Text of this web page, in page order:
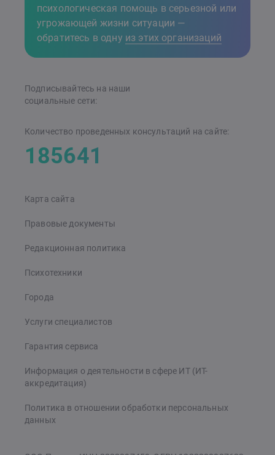
психологическая помощь в серьезной или
угрожающей жизни ситуации —
обратитесь в одну из этих организаций
Карта сайта
Правовые документы
Редакционная политика
Психотехники
Города
Услуги специалистов
Гарантия сервиса
Информация о деятельности в сфере ИТ (ИТ-
аккредитация)
Политика в отношении обработки персональных
данных
Подписывайтесь на наши
cоциальные сети:
Количество проведенных консультаций на сайте:
185641